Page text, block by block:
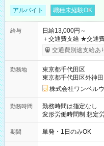
アルバイト 職種未経験OK
給与
日給13,000円～
＋交通費支給 ★交通費全額支給！ ┗案件により規定あり ★日払
いOK！（規定あり）
ンビニATMから 日払い分を
交通費別途支給あ
勤務地
東京都千代田区
東京都千代田区外神
株式会社ワンベル
勤務時間
勤務時間は指定なし
変形労働時間制 想定労働時間160
～21：00
期間 単発・1日のみOK